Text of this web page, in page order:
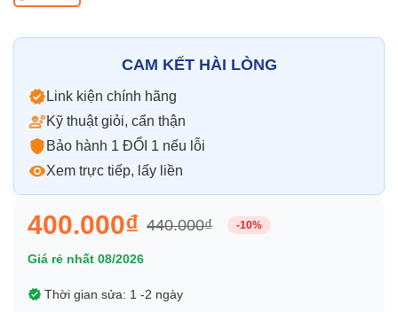
CAM KẾT HÀI LÒNG
Link kiện chính hãng
Kỹ thuật giỏi, cẩn thận
Bảo hành 1 ĐỔI 1 nếu lỗi
Xem trực tiếp, lấy liền
400.000₫ 440.000₫ -10%
Giá rẻ nhất 08/2026
Thời gian sửa: 1 -2 ngày